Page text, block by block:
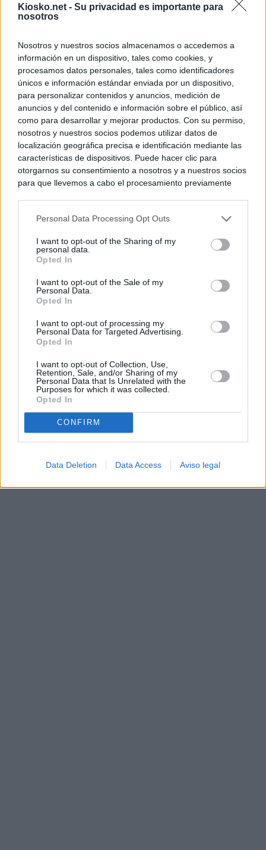
Kiosko.net - Su privacidad es importante para
nosotros
Nosotros y nuestros socios almacenamos o accedemos a
información en un dispositivo, tales como cookies, y
procesamos datos personales, tales como identificadores
únicos e información estándar enviada por un dispositivo,
para personalizar contenidos y anuncios, medición de
anuncios y del contenido e información sobre el público, así
como para desarrollar y mejorar productos. Con su permiso,
nosotros y nuestros socios podemos utilizar datos de
localización geográfica precisa e identificación mediante las
características de dispositivos. Puede hacer clic para
otorgarnos su consentimiento a nosotros y a nuestros socios
para que llevemos a cabo el procesamiento previamente
negar su consentimiento. Tenga en cuenta que algún
de su consentimiento, pero usted tiene el derecho de
rechazar tal procesamiento. Sus preferencias se aplicarán
cualquier momento entrando de nuevo en este sitio web o
visitando nuestra política de privacidad.
Personal Data Processing Opt Outs
I want to opt-out of the Sharing of my
personal data.
Opted In
I want to opt-out of the Sale of my
Personal Data.
Opted In
I want to opt-out of processing my
Personal Data for Targeted Advertising.
Opted In
I want to opt-out of Collection, Use,
Retention, Sale, and/or Sharing of my
Personal Data that Is Unrelated with the
Purposes for which it was collected.
Opted In
CONFIRM
Data Deletion Data Access Aviso legal